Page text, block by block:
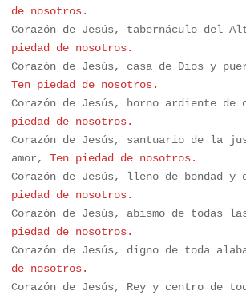
de nosotros.
Corazón de Jesús, tabernáculo del
piedad de nosotros.
Ten piedad de nosotros.
Corazón de Jesús, horno ardiente de
piedad de nosotros.
Corazón de Jesús, santuario de la
amor,
Corazón de Jesús, lleno de bondad y
piedad de nosotros.
Corazón de Jesús, abismo de todas
piedad de nosotros.
Corazón de Jesús, digno de toda
de nosotros.
Corazón de Jesús, Rey y centro de